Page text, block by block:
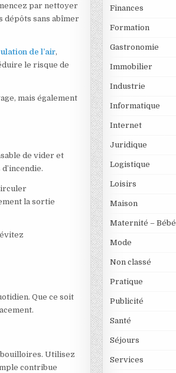
par nettoyer
dépôts sans abîmer
de l’air,
le risque de
mais également
de vider et
la sortie
Que ce soit
Utilisez
contribue
Finances
Formation
Gastronomie
Immobilier
Industrie
Informatique
Internet
Juridique
Logistique
Loisirs
Maison
Maternité – Bébé
Mode
Non classé
Pratique
Publicité
Santé
Séjours
Services